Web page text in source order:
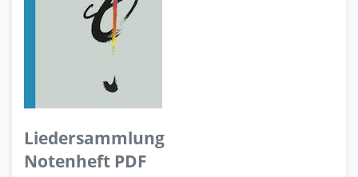
Liedersammlung
Notenheft PDF